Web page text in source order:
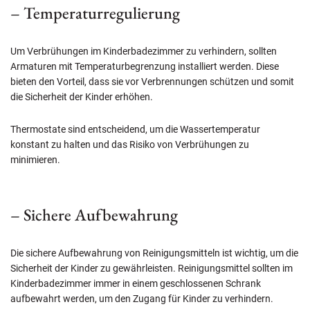
– Temperaturregulierung
Um Verbrühungen im Kinderbadezimmer zu verhindern, sollten
Armaturen mit Temperaturbegrenzung installiert werden. Diese
bieten den Vorteil, dass sie vor Verbrennungen schützen und somit
die Sicherheit der Kinder erhöhen.
Thermostate sind entscheidend, um die Wassertemperatur
konstant zu halten und das Risiko von Verbrühungen zu
minimieren.
– Sichere Aufbewahrung
Die sichere Aufbewahrung von Reinigungsmitteln ist wichtig, um die
Sicherheit der Kinder zu gewährleisten. Reinigungsmittel sollten im
Kinderbadezimmer immer in einem geschlossenen Schrank
aufbewahrt werden, um den Zugang für Kinder zu verhindern.